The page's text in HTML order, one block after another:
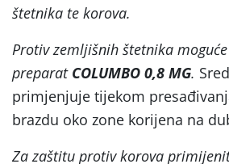
štetnika te korova.
Protiv zemljišnih štetnika
preparat COLUMBO 0,8 MG.
primjenjuje tijekom
brazdu oko zone korijena na
Za zaštitu protiv korova